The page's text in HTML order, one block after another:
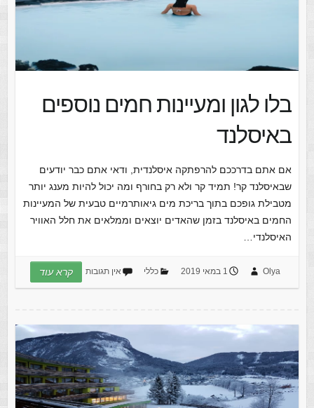
בלו לגון ומעיינות חמים נוספים
באיסלנד
אם אתם בדרככם להרפתקה איסלנדית, ודאי אתם כבר יודעים
שבאיסלנד קר! תמיד קר ולא רק בחורף ומה יכול להיות מענג יותר
מטבילת גופכם בתוך בריכת מים גיאותרמיים טבעית של המעיינות
החמים באיסלנד בזמן שהאדים יוצאים וממלאים את חלל האוויר
האיסלנדי…
Olya 1 במאי 2019 כללי אין תגובות קרא עוד